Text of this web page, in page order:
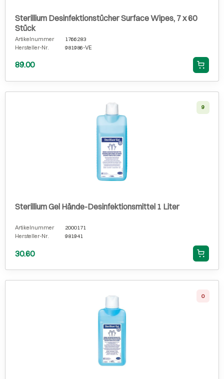
Sterillium Desinfektionstücher Surface Wipes, 7 x 60
Stück
Artikelnummer
1766283
Hersteller-Nr.
981986-VE
89.00
9
Sterillium Gel Hände-Desinfektionsmittel 1 Liter
Artikelnummer
2000171
Hersteller-Nr.
981941
30.60
0